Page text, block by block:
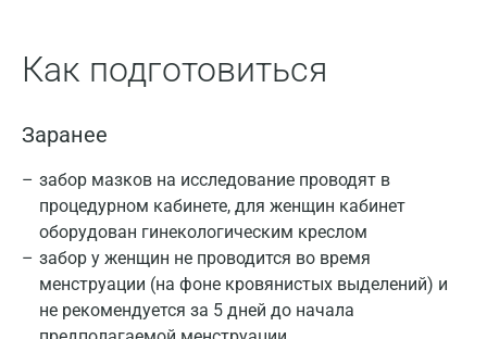
Как подготовиться
Заранее
забор мазков на исследование проводят в
процедурном кабинете, для женщин кабинет
оборудован гинекологическим креслом
забор у женщин не проводится во время
менструации (на фоне кровянистых выделений) и
не рекомендуется за 5 дней до начала